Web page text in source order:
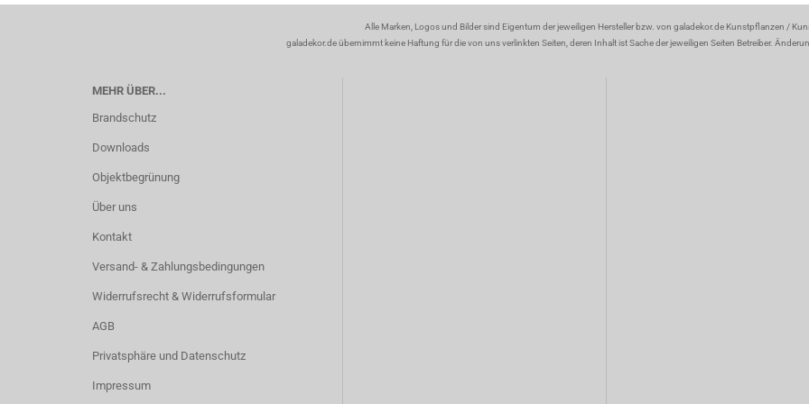
Alle Marken, Logos und Bilder sind Eigentum der jeweiligen Hersteller bzw. von galadekor.de Kunstpflanzen /
galadekor.de übernimmt keine Haftung für die von uns verlinkten Seiten, deren Inhalt ist Sache der jeweiligen Seiten Betreiber.
MEHR ÜBER...
Brandschutz
Downloads
Objektbegrünung
Über uns
Kontakt
Versand- & Zahlungsbedingungen
Widerrufsrecht & Widerrufsformular
AGB
Privatsphäre und Datenschutz
Impressum